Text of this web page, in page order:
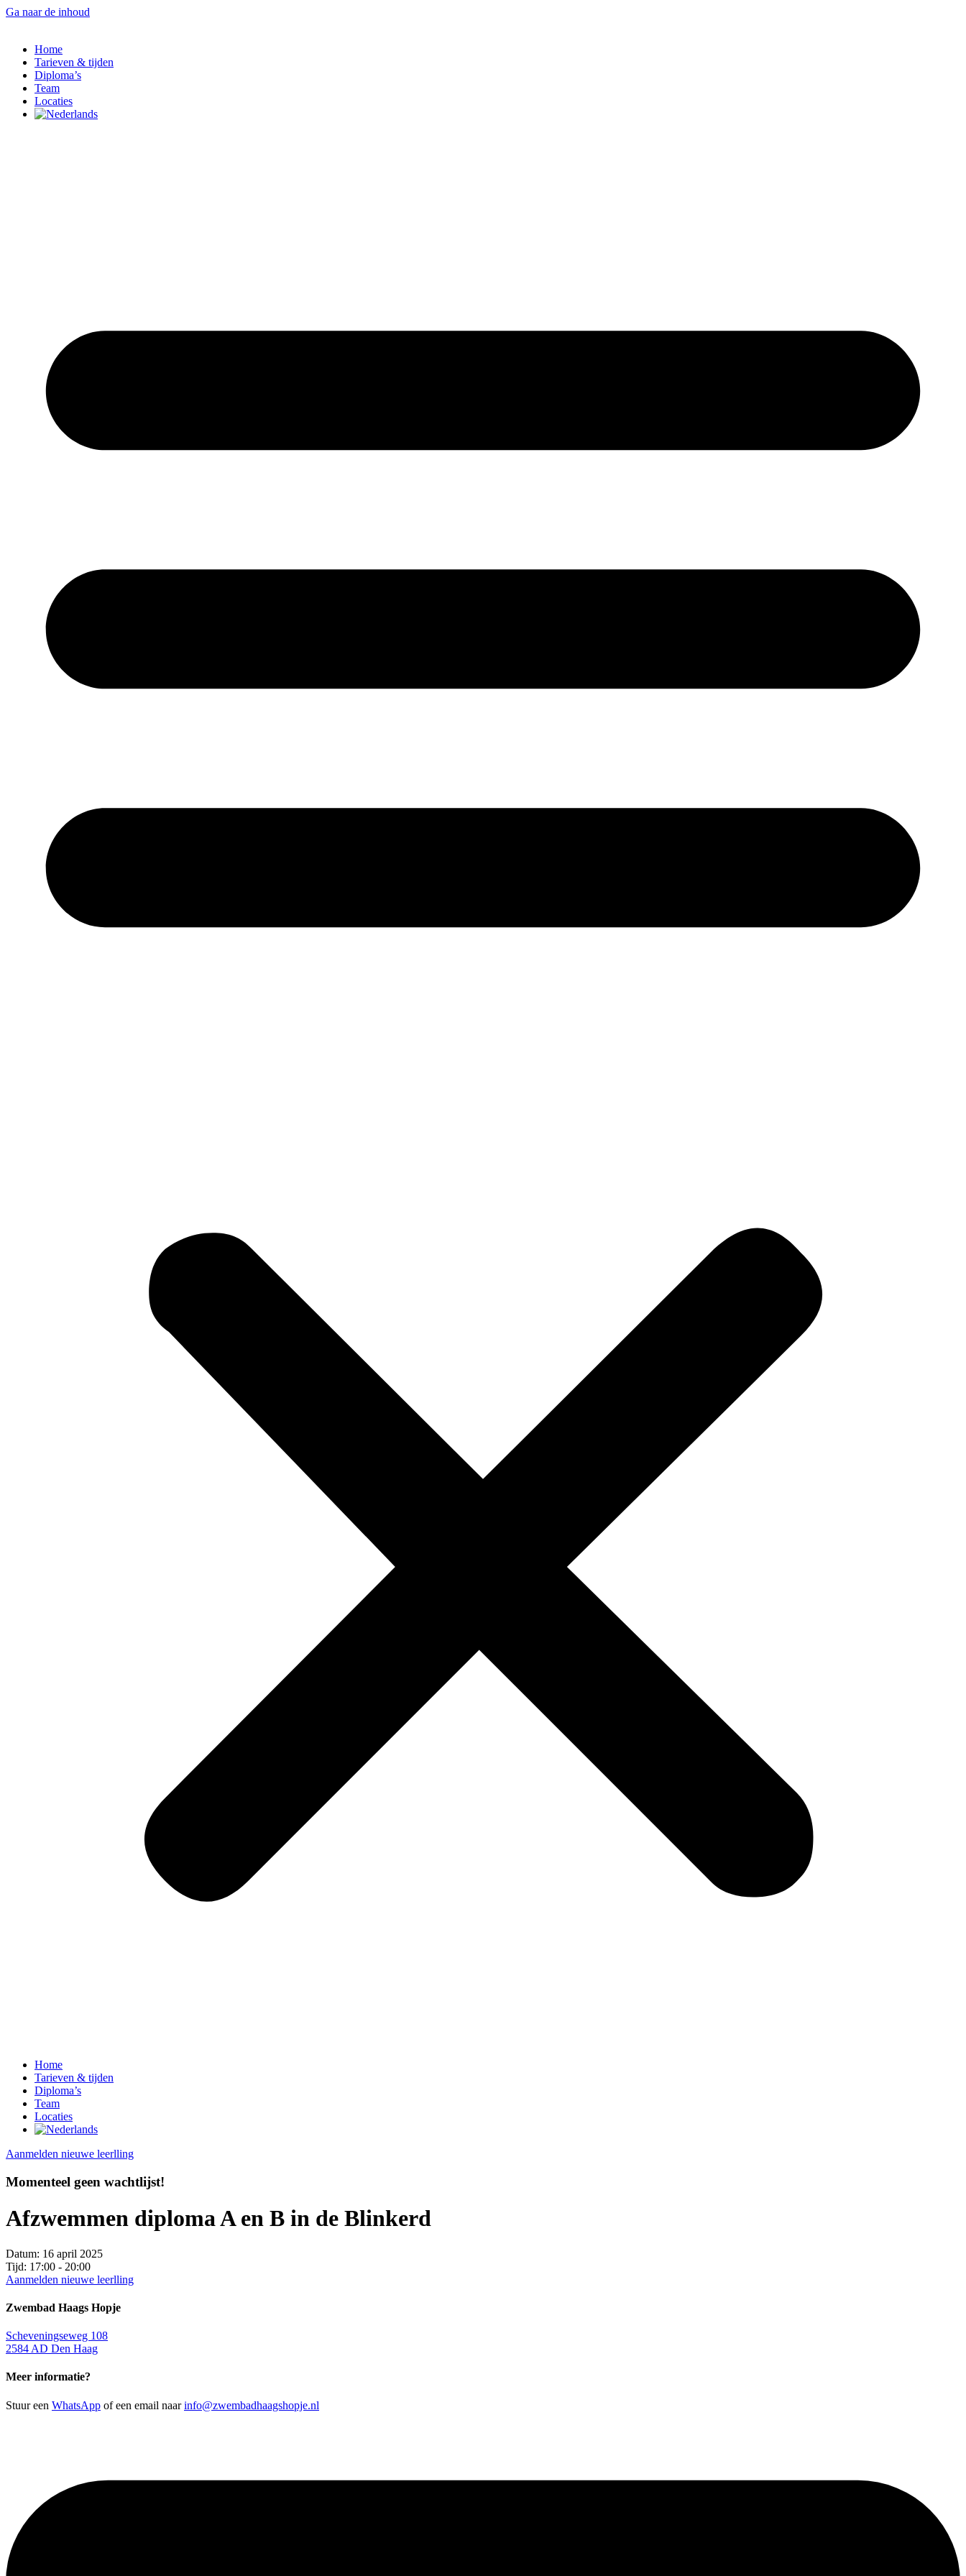
Ga naar de inhoud
Home
Tarieven & tijden
Diploma’s
Team
Locaties
Home
Tarieven & tijden
Diploma’s
Team
Locaties
Aanmelden nieuwe leerlling
Momenteel geen wachtlijst!
Afzwemmen diploma A en B in de Blinkerd
Datum: 16 april 2025
Tijd: 17:00 - 20:00
Aanmelden nieuwe leerlling
Zwembad Haags Hopje
Scheveningseweg 108
2584 AD Den Haag
Meer informatie?
Stuur een WhatsApp of een email naarinfo@zwembadhaagshopje.nl